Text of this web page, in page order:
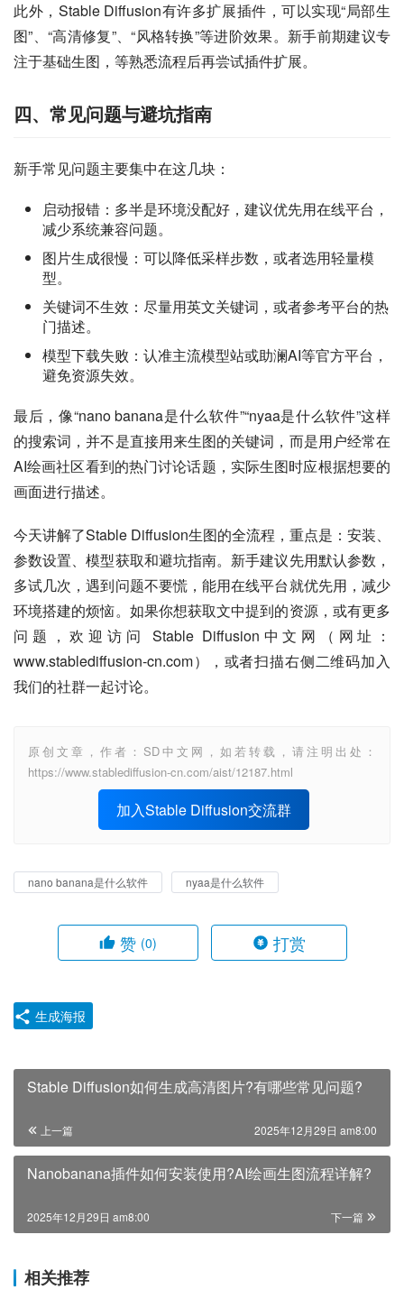
此外，Stable Diffusion有许多扩展插件，可以实现“局部生
图”、“高清修复”、“风格转换”等进阶效果。新手前期建议专
注于基础生图，等熟悉流程后再尝试插件扩展。
四、常见问题与避坑指南
新手常见问题主要集中在这几块：
启动报错：多半是环境没配好，建议优先用在线平台，
减少系统兼容问题。
图片生成很慢：可以降低采样步数，或者选用轻量模
型。
关键词不生效：尽量用英文关键词，或者参考平台的热
门描述。
模型下载失败：认准主流模型站或助澜AI等官方平台，
避免资源失效。
最后，像“nano banana是什么软件”“nyaa是什么软件”这样
的搜索词，并不是直接用来生图的关键词，而是用户经常在
AI绘画社区看到的热门讨论话题，实际生图时应根据想要的
画面进行描述。
今天讲解了Stable Diffusion生图的全流程，重点是：安装、
参数设置、模型获取和避坑指南。新手建议先用默认参数，
多试几次，遇到问题不要慌，能用在线平台就优先用，减少
环境搭建的烦恼。如果你想获取文中提到的资源，或有更多
问题，欢迎访问 Stable Diffusion中文网（网址：
www.stablediffusion-cn.com），或者扫描右侧二维码加入
我们的社群一起讨论。
原创文章，作者：SD中文网，如若转载，请注明出处：
https://www.stablediffusion-cn.com/aist/12187.html
加入Stable Diffusion交流群
nano banana是什么软件 nyaa是什么软件
赞 (0) 打赏
生成海报
Stable Diffusion如何生成高清图片?有哪些常见问题?
上一篇 2025年12月29日 am8:00
Nanobanana插件如何安装使用?AI绘画生图流程详解?
下一篇
2025年12月29日 am8:00
相关推荐